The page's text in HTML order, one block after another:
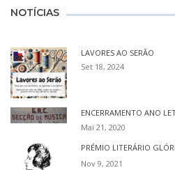
NOTÍCIAS
LAVORES AO SERÃO
Set 18, 2024
ENCERRAMENTO ANO
Mai 21, 2020
PRÉMIO LITERÁRIO
Nov 9, 2021